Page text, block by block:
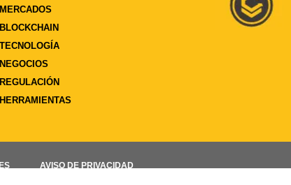
MERCADOS
BLOCKCHAIN
TECNOLOGÍA
NEGOCIOS
REGULACIÓN
HERRAMIENTAS
AVISO DE PRIVACIDAD